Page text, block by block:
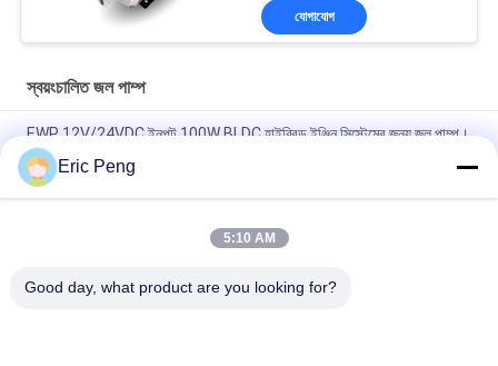
যোগাযোগ
স্বয়ংচালিত জল পাম্প
EWP 12V/24VDC ইনপুট 100W BLDC হাইব্রিড ইঞ্জিন সিস্টেমের জন্য জল পাম্প।
ইলেকট্রনিক যানবাহন হাইব্রিড বাস PHEV কুলিং সিস্টেমের জন্য 24VDC গাড়ি EWP
কুলিংয়েন্ট পাম্প।
ইঞ্জিনিয়ারিং যানবাহন PHEV শীতল করার জন্য উচ্চ মানের Bextreme শেল 24VDC
Eric Peng
5:10 AM
Good day, what product are you looking for?